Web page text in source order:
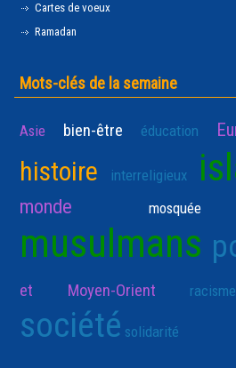
Cartes de voeux
Ramadan
Mots-clés de la semaine
Asie bien-être éducation
histoire interreligieux
monde mosquée
musulmans
et Moyen-Orient
racisme
société solidarité